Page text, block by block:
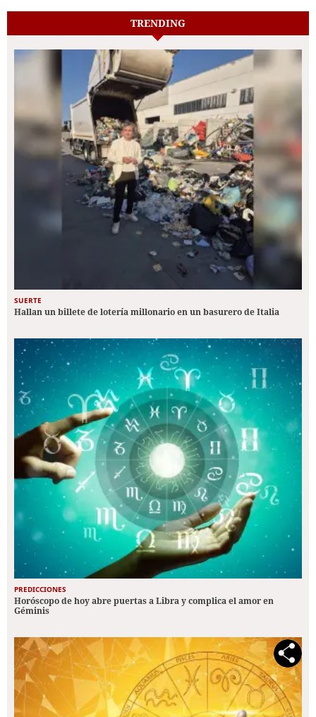
TRENDING
SUERTE
Hallan un billete de lotería millonario en un basurero de Italia
PREDICCIONES
Horóscopo de hoy abre puertas a Libra y complica el amor en
Géminis